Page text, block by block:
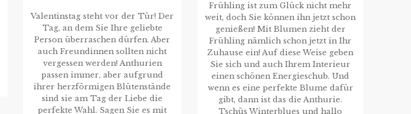
Valentinstag steht vor der Tür! Der
Tag, an dem Sie Ihre geliebte
Person überraschen dürfen. Aber
auch Freundinnen sollten nicht
vergessen werden! Anthurien
passen immer, aber aufgrund
ihrer herzförmigen Blütenstände
sind sie am Tag der Liebe die
perfekte Wahl. Sagen Sie es mit
Frühling ist zum Glück nicht mehr
weit, doch Sie können ihn jetzt schon
genießen! Mit Blumen zieht der
Frühling nämlich schon jetzt in Ihr
Zuhause ein! Auf diese Weise geben
Sie sich und auch Ihrem Interieur
einen schönen Energieschub. Und
wenn es eine perfekte Blume dafür
gibt, dann ist das die Anthurie.
Tschüs Winterblues und hallo